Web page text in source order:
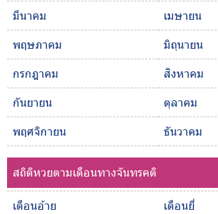
มีนาคม
เมษายน
พฤษภาคม
มิถุนายน
กรกฎาคม
สิงหาคม
กันยายน
ตุลาคม
พฤศจิกายน
ธันวาคม
สถิติหวยตามเดือนทางจันทรคติ
เดือนอ้าย
เดือนยี่